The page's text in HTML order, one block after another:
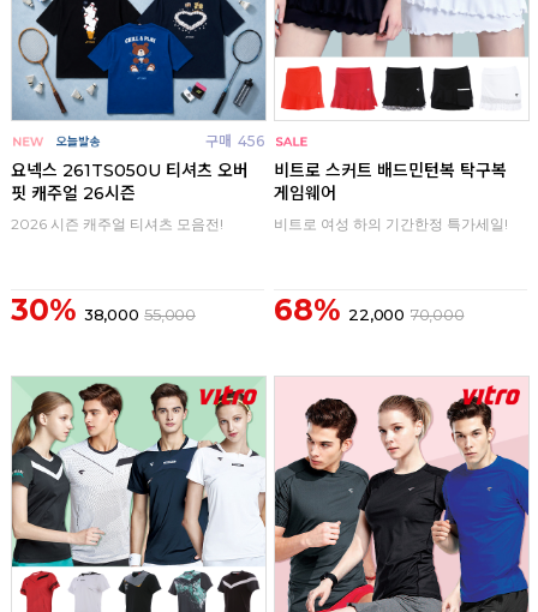
구매 456
요넥스 261TS050U 티셔츠 오버
핏 캐주얼 26시즌
2026 시즌 캐주얼 티셔츠 모음전!
30% 38,000 55,000
비트로 스커트 배드민턴복 탁구복
게임웨어
비트로 여성 하의 기간한정 특가세일!
68% 22,000 70,000